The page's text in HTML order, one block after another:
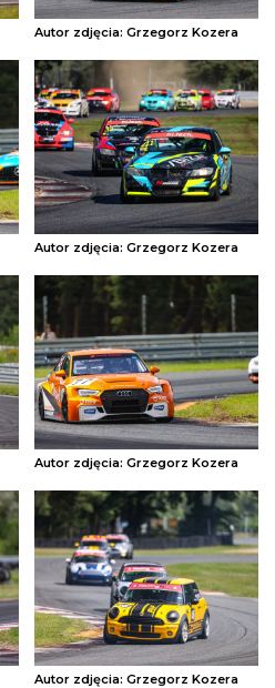
Autor zdjęcia: Grzegorz Kozera
Autor zdjęcia: Grzegorz Kozera
Autor zdjęcia: Grzegorz Kozera
Autor zdjęcia: Grzegorz Kozera